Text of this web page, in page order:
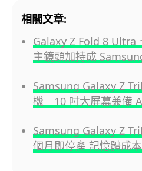
相關文章:
Galaxy Z Fold 8 Ultra
主鏡頭加持成
Samsung Galaxy Z
機 10 吋大屏幕兼備
Samsung Galaxy Z
個月即停產 記憶體成